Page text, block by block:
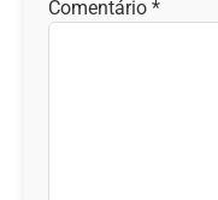
Comentário *